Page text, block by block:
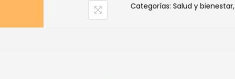
Categorías: Salud y bienestar,